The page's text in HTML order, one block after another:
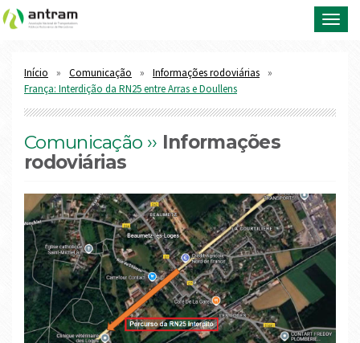
Início Comunicação
Informações rodoviárias
França: Interdição da RN25 entre Arras e Doullens
Comunicação ›› Informações
rodoviárias